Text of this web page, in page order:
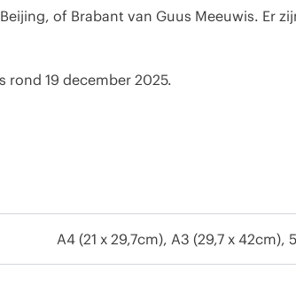
of Brabant van Guus Meeuwis. Er
rond 19 december 2025.
A4 (21 x 29,7cm), A3 (29,7 x 42cm),